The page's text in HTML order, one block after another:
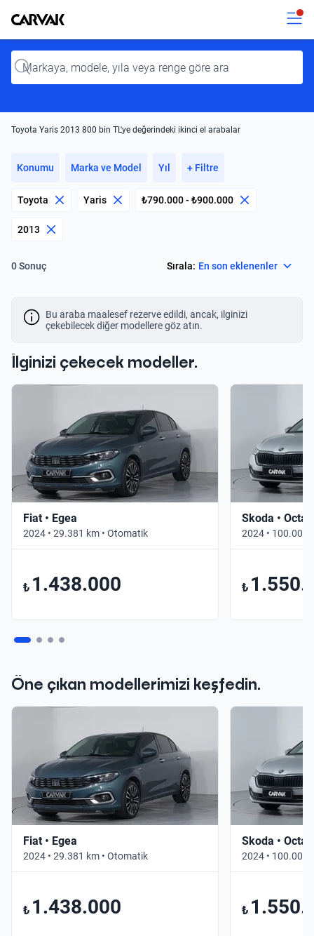
Kavak
Input
Toyota Yaris 2013 800 bin TL'ye değerindeki ikinci el arabalar
Konumu Marka ve Model Yıl + Filtre
Toyota Yaris ₺790.000 - ₺900.000
2013
0 Sonuç Sırala: En son eklenenler
Bu araba maalesef rezerve edildi, ancak, ilginizi
çekebilecek diğer modellere göz atın.
İlginizi çekecek modeller.
Fiat • Egea
2024 • 29.381 km • Otomatik
₺ 1.438.000
Skoda •
2024 • 100.000
₺
Öne çıkan modellerimizi keşfedin.
Fiat • Egea
2024 • 29.381 km • Otomatik
₺ 1.438.000
Skoda •
2024 • 100.000
₺